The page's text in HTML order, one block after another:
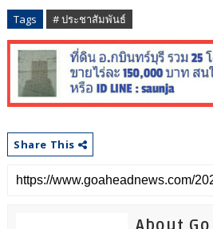
Tags # ประชาสัมพันธ์
Share This